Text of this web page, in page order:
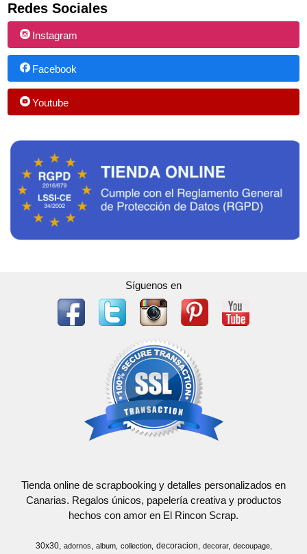
Redes Sociales
Instagram
Facebook
Youtube
Síguenos en
Tienda online de scrapbooking y detalles personalizados en
Canarias. Regalos únicos, papelería creativa y productos
hechos con amor en El Rincon Scrap.
30x30 adornos album collection decoracion decorar
decoupage